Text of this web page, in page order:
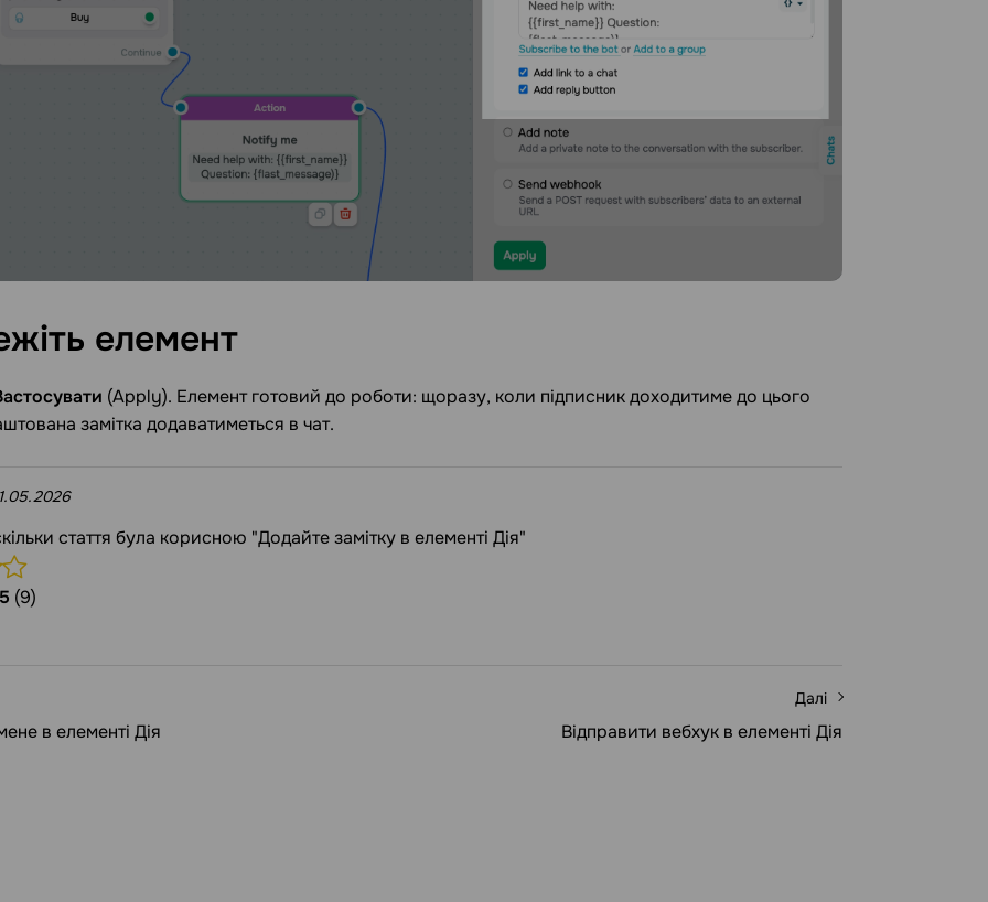
елемент
(Apply). Елемент готовий до роботи: щоразу, коли підписник доходитиме до цього
замітка додаватиметься в чат.
стаття була корисною "Додайте замітку в елементі Дія"
5 (9)
в елементі Дія
Далі
Відправити вебхук в елементі Дія